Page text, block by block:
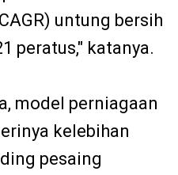
untung bersih
peratus," katanya.
model perniagaan
kelebihan
pesaing